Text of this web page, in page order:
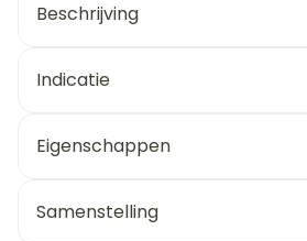
Beschrijving
Indicatie
Eigenschappen
Samenstelling